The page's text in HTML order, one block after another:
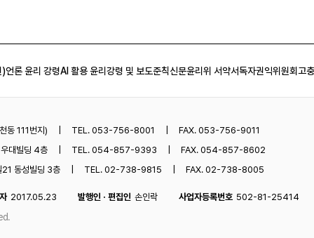
)언론 윤리 강령AI 활용 윤리강령 및 보도준칙신문윤리위 서약서독자권익위원회고
동 111번지) TEL. 053-756-8001
FAX. 053-756-9011
대빌딩 4층 TEL. 054-857-9393
FAX. 054-857-8602
동성빌딩 3층 TEL. 02-738-9815 FAX. 02-738-8005
2017.05.23 발행인 · 편집인 손인락 사업자등록번호 502-81-25414